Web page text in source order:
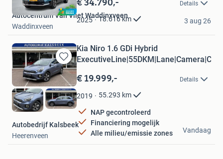
Mijn
Favorieten
Details
2025 18.616km
Autocentrum Van Vliet Waddinxveen
Waddinxveen
3 aug 26
Bewaren
in
Mijn
Favorieten
Kia Niro 1.6 GDi Hybrid
ExecutiveLine|55DKM|Lane|Camera|Carp
€ 19.999,- Details
2019 55.293 km
NAP gecontroleerd
Financiering mogelijk
Alle milieu/emissie zones
Autobedrijf Kalsbeek
Heerenveen
Vandaag